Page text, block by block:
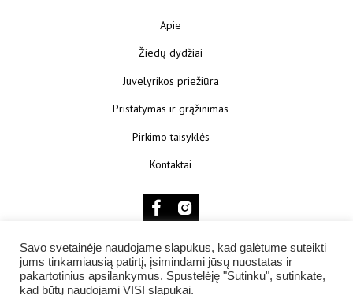
© 2025 KŪNOKŪNUI
Apie
Žiedų dydžiai
Juvelyrikos priežiūra
Pristatymas ir grąžinimas
Pirkimo taisyklės
Kontaktai
Savo svetainėje naudojame slapukus, kad galėtume suteikti
jums tinkamiausią patirtį, įsimindami jūsų nuostatas ir
pakartotinius apsilankymus. Spustelėję "Sutinku", sutinkate,
kad būtų naudojami VISI slapukai.